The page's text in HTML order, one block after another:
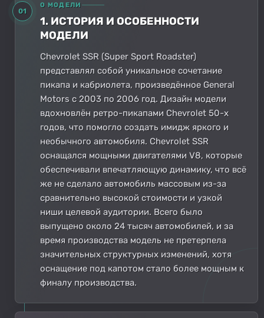
01
О МОДЕЛИ
1. ИСТОРИЯ И ОСОБЕННОСТИ
МОДЕЛИ
Chevrolet SSR (Super Sport Roadster)
представлял собой уникальное сочетание
пикапа и кабриолета, произведённое General
Motors с 2003 по 2006 год. Дизайн модели
вдохновлён ретро-пикапами Chevrolet 50-х
годов, что помогло создать имидж яркого и
необычного автомобиля. Chevrolet SSR
оснащался мощными двигателями V8, которые
обеспечивали впечатляющую динамику, что всё
же не сделало автомобиль массовым из-за
сравнительно высокой стоимости и узкой
ниши целевой аудитории. Всего было
выпущено около 24 тысяч автомобилей, и за
время производства модель не претерпела
значительных структурных изменений, хотя
оснащение под капотом стало более мощным к
финалу производства.